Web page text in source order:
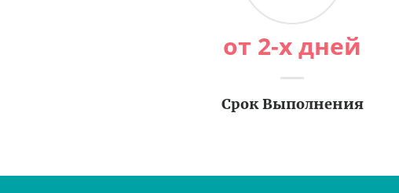
от 2-х дней
Срок Выполнения